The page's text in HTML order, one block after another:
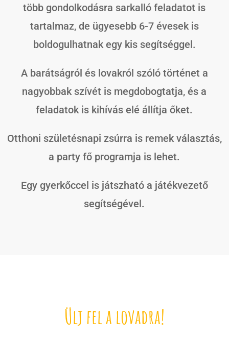
több gondolkodásra sarkalló feladatot is
tartalmaz, de ügyesebb 6-7 évesek is
boldogulhatnak egy kis segítséggel.
A barátságról és lovakról szóló történet a
nagyobbak szívét is megdobogtatja, és a
feladatok is kihívás elé állítja őket.
Otthoni születésnapi zsúrra is remek választás,
a party fő programja is lehet.
Egy gyerkőccel is játszható a játékvezető
segítségével.
Ülj fel a lovadra!